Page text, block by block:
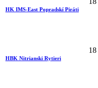
HK IMS-East Popradskí Piráti
HBK Nitrianski Rytieri
18